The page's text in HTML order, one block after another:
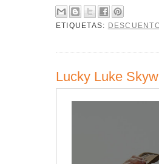
ETIQUETAS:
Lucky Luke